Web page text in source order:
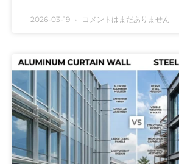
2026-03-19 コメントはまだありません